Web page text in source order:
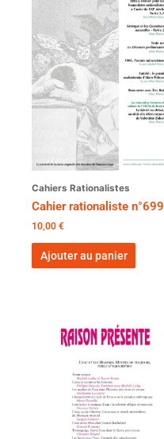
Cahiers Rationalistes
Cahier rationaliste n°699
10,00 €
Ajouter au panier